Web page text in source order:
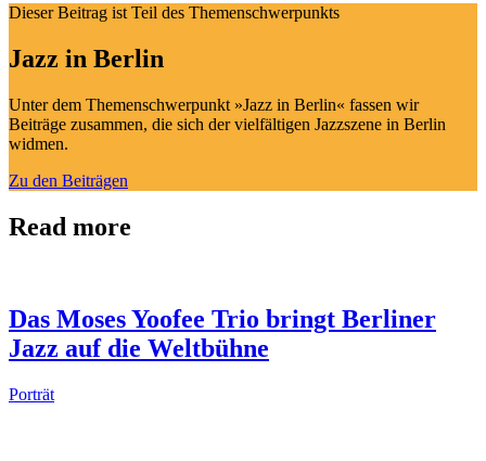
Dieser Beitrag ist Teil des Themenschwerpunkts
Jazz in Berlin
Unter dem Themenschwerpunkt »Jazz in Berlin« fassen wir
Beiträge zusammen, die sich der vielfältigen Jazzszene in Berlin
widmen.
Zu den Beiträgen
Read more
Das Moses Yoofee Trio bringt Berliner
Jazz auf die Weltbühne
Porträt